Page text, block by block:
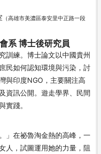
（高雄市美濃區泰安里中正路一段
系 博士後研究員
訓練。博士論文以中國貴州
民如何認知環境與污染，討
與印度NGO，主要關注高
資訊公開。遊走學界、民間
實踐。
」在祕魯淘金熱的高峰，一
人，試圖運用她的力量，阻